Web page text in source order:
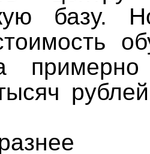
базу.